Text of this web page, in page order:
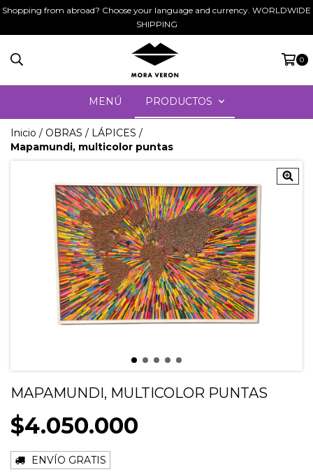
Shopping from abroad? Choose your language and currency. WORLDWIDE
SHIPPING
0
MENÚ PRODUCTOS
Inicio / OBRAS / LÁPICES /
Mapamundi, multicolor puntas
MAPAMUNDI, MULTICOLOR PUNTAS
$4.050.000
ENVÍO GRATIS